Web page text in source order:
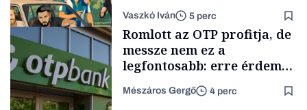
Content Lab HUB
Lista
Vaszkó Iván 5 perc
Romlott az OTP profitja, de
messze nem ez a
legfontosabb: erre érdemes
figyelniük a befektetőknek
Mészáros Gergő 4 perc